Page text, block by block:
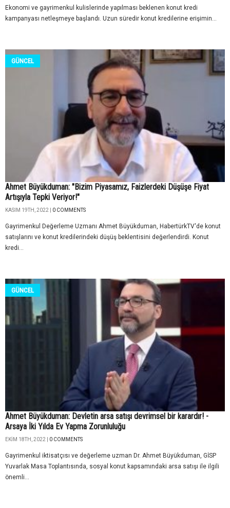
Ekonomi ve gayrimenkul kulislerinde yapılması beklenen konut kredi
kampanyası netleşmeye başlandı. Uzun süredir konut kredilerine erişimin...
GÜNCEL
Ahmet Büyükduman: "Bizim Piyasamız, Faizlerdeki Düşüşe Fiyat
Artışıyla Tepki Veriyor!"
KASIM 19TH, 2022 | 0 COMMENTS
Gayrimenkul Değerleme Uzmanı Ahmet Büyükduman, HabertürkTV'de konut
satışlarını ve konut kredilerindeki düşüş beklentisini değerlendirdi. Konut
kredi...
GÜNCEL
Ahmet Büyükduman: Devletin arsa satışı devrimsel bir karardır! -
Arsaya İki Yılda Ev Yapma Zorunluluğu
EKIM 18TH, 2022 | 0 COMMENTS
Gayrimenkul iktisatçısı ve değerleme uzman Dr. Ahmet Büyükduman, GİSP
Yuvarlak Masa Toplantısında, sosyal konut kapsamındaki arsa satışı ile ilgili
önemli...